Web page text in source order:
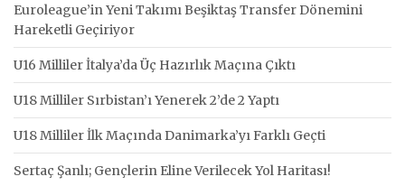
Euroleague’in Yeni Takımı Beşiktaş Transfer Dönemini
Hareketli Geçiriyor
U16 Milliler İtalya’da Üç Hazırlık Maçına Çıktı
U18 Milliler Sırbistan’ı Yenerek 2’de 2 Yaptı
U18 Milliler İlk Maçında Danimarka’yı Farklı Geçti
Sertaç Şanlı; Gençlerin Eline Verilecek Yol Haritası!